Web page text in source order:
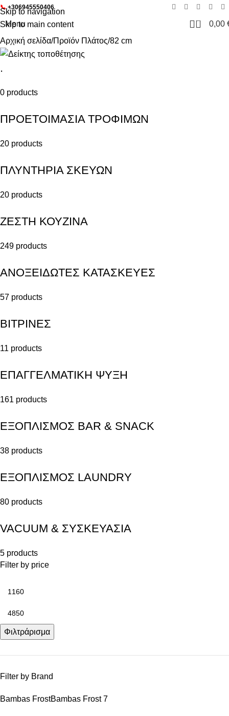
Skip to navigation
Skip to main content
📞 +306945550406
Menu 0 0,00
Αρχική σελίδα Προϊόν Πλάτος 82 cm
.
0 products
ΠΡΟΕΤΟΙΜΑΣΙΑ ΤΡΟΦΙΜΩΝ
20 products
ΠΛΥΝΤΗΡΙΑ ΣΚΕΥΩΝ
20 products
ΖΕΣΤΗ ΚΟΥΖΙΝΑ
249 products
ΑΝΟΞΕΙΔΩΤΕΣ ΚΑΤΑΣΚΕΥΕΣ
57 products
ΒΙΤΡΙΝΕΣ
11 products
ΕΠΑΓΓΕΛΜΑΤΙΚΗ ΨΥΞΗ
161 products
ΕΞΟΠΛΙΣΜΟΣ BAR & SNACK
38 products
ΕΞΟΠΛΙΣΜΟΣ LAUNDRY
80 products
VACUUM & ΣΥΣΚΕΥΑΣΙΑ
5 products
Filter by price
Φιλτράρισμα
Filter by Brand
Bambas FrostBambas Frost 7